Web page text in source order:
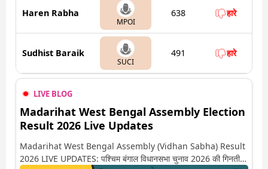
Haren Rabha
MPOI
638 हारे
Sudhist Baraik
SUCI
491 हारे
LIVE BLOG
Madarihat West Bengal Assembly Election
Result 2026 Live Updates
Madarihat West Bengal Assembly (Vidhan Sabha) Result
2026 LIVE UPDATES: पश्चिम बंगाल विधानसभा चुनाव 2026 की गिनती